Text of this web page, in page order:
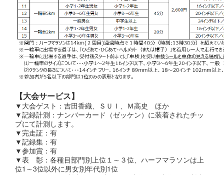
【大会サービス】
▼大会ゲスト：吉田香織、ＳＵＩ、Ｍ高史 ほか
▼記録計測：ナンバーカード（ゼッケン）に装着されたチッ
プにて計測します。
▼完走証：有
▼記録集：有
▼参加賞：有
▼表 彰：各種目部門別上位１～３位、ハーフマラソンは上
位1～3位以外に男女別年代別1位